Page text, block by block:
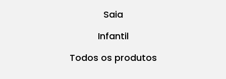
Saia
Infantil
Todos os produtos